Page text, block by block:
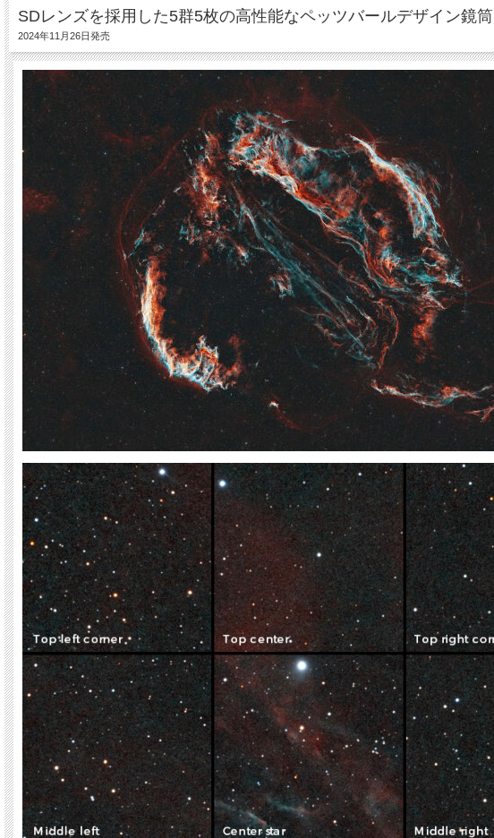
SDレンズを採用した5群5枚の高性能なペッツバールデザイン鏡筒
2024年11月26日発売